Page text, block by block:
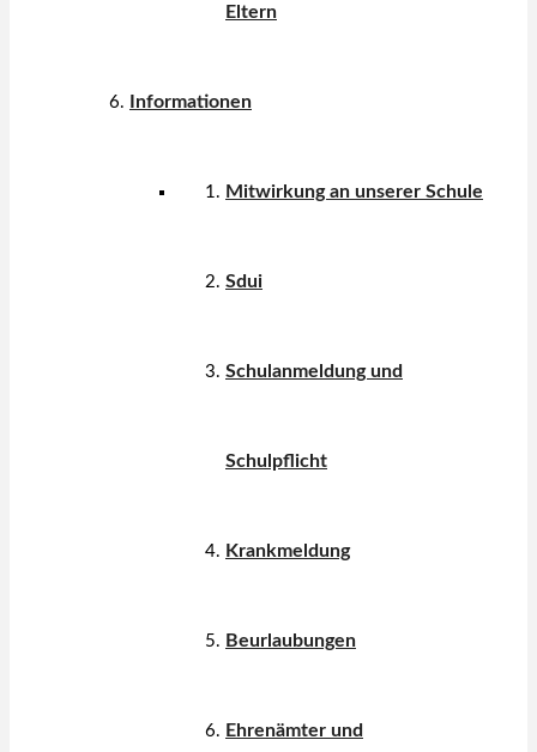
Eltern
Informationen
Mitwirkung an unserer Schule
Sdui
Schulanmeldung und
Schulpflicht
Krankmeldung
Beurlaubungen
Ehrenämter und